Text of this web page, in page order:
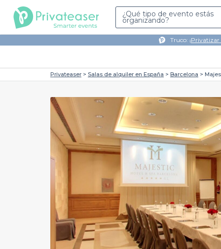
¿Qué tipo de evento estás
organizando?
Truco: ¡Privatizar
Privateaser Salas de alquiler en España Barcelona